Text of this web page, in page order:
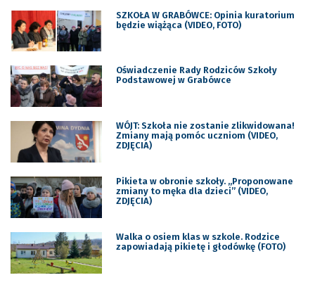
SZKOŁA W GRABÓWCE: Opinia kuratorium
będzie wiążąca (VIDEO, FOTO)
Oświadczenie Rady Rodziców Szkoły
Podstawowej w Grabówce
WÓJT: Szkoła nie zostanie zlikwidowana!
Zmiany mają pomóc uczniom (VIDEO,
ZDJĘCIA)
Pikieta w obronie szkoły. „Proponowane
zmiany to męka dla dzieci” (VIDEO,
ZDJĘCIA)
Walka o osiem klas w szkole. Rodzice
zapowiadają pikietę i głodówkę (FOTO)